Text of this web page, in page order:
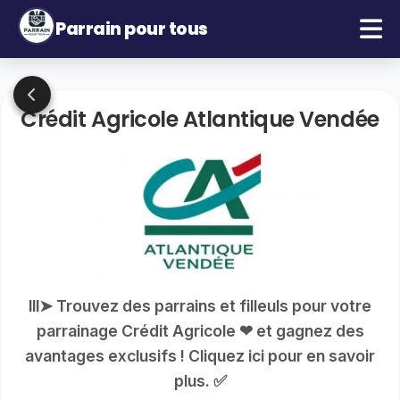
Parrain pour tous
Crédit Agricole Atlantique Vendée
lll➤ Trouvez des parrains et filleuls pour votre
parrainage Crédit Agricole ❤ et gagnez des
avantages exclusifs ! Cliquez ici pour en savoir
plus. ✅